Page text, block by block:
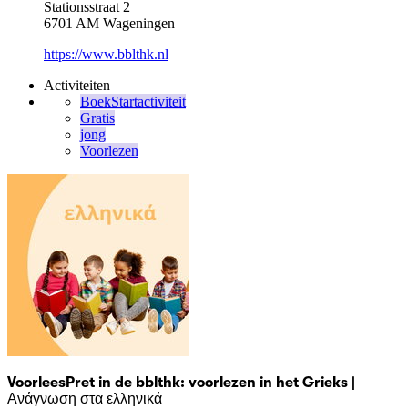
Stationsstraat 2
6701 AM Wageningen
https://www.bblthk.nl
Activiteiten
BoekStartactiviteit
Gratis
jong
Voorlezen
VoorleesPret in de bblthk: voorlezen in het Grieks |
Ανάγνωση στα ελληνικά